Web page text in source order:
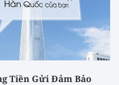
Tiền Gửi Đảm Bảo